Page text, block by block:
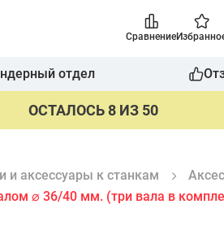
Сравнение
отдел
ОСТАЛОСЬ 8 ИЗ 50
и аксeссуары к станкам
⌀ 36/40 мм. (три вала в